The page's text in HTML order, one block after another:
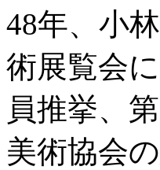
48年、小
術展覧会
員推挙、
美術協会